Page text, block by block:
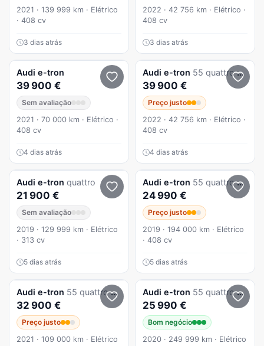
2021 · 139 999 km · Elétrico
· 408 cv
3 dias atrás
2022 · 42 756 km · Elétrico ·
408 cv
3 dias atrás
Audi e-tron
39 900 €
Sem avaliação
2021 · 70 000 km · Elétrico ·
408 cv
4 dias atrás
Audi e-tron 55 quattro S line
39 900 €
Preço justo
2022 · 42 756 km · Elétrico ·
408 cv
4 dias atrás
Audi e-tron quattro
21 900 €
Sem avaliação
2019 · 129 999 km · Elétrico
· 313 cv
5 dias atrás
Audi e-tron 55 quattro S line
24 990 €
Preço justo
2019 · 194 000 km · Elétrico
· 408 cv
5 dias atrás
Audi e-tron 55 quattro S line
32 900 €
Preço justo
2021 · 109 000 km · Elétrico
Audi e-tron 55 quattro Advanced
25 990 €
Bom negócio
2020 · 249 999 km · Elétrico